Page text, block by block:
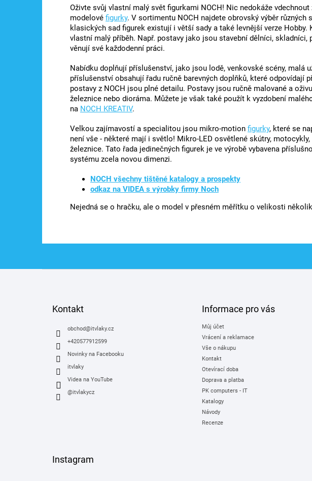
Oživte svůj vlastní malý svět figurkami NOCH! Nic nedokáže
modelové figurky. V sortimentu NOCH najdete obrovský výběr různých
klasických sad figurek existují i ​​větší sady a také levnější verze Hobby.
vlastní malý příběh. Např. postavy jako jsou stavební dělníci,
věnují své každodenní práci.
Nabídku doplňují příslušenství, jako jsou lodě, venkovské scény, malá
příslušenství obsahují řadu ručně barevných doplňků, které odpovídají
postavy z NOCH jsou plné detailu. Postavy jsou ručně malované a
železnice nebo dioráma. Můžete je však také použít k vyzdobení
na NOCH KREATIV.
Velkou zajímavostí a specialitou jsou mikro-motion figurky, které se
není vše - některé mají i světlo! Mikro-LED osvětlené skútry,
železnice. Tato řada jedinečných figurek je ve výrobě vybavena
systému zcela novou dimenzi.
NOCH všechny tištěné katalogy a prospekty
odkaz na VIDEA s výrobky firmy Noch
Nejedná se o hračku, ale o model v přesném měřítku o velikosti
Kontakt
obchod@itvlaky.cz
+420577912599
Novinky na Facebooku
itvlaky
Videa na YouTube
@itvlakycz
Informace pro vás
Můj účet
Vrácení a reklamace
Vše o nákupu
Kontakt
Otevírací doba
Doprava a platba
PK computers - IT
Katalogy
Návody
Recenze
Instagram